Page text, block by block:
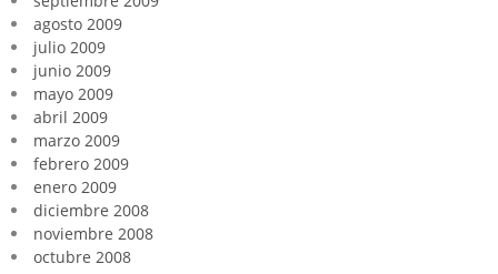
agosto 2009
julio 2009
junio 2009
mayo 2009
abril 2009
marzo 2009
febrero 2009
enero 2009
diciembre 2008
noviembre 2008
octubre 2008